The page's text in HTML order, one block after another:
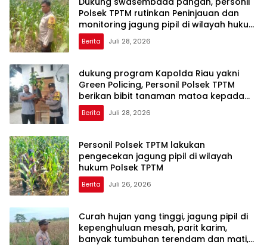
Polsek TPTM rutinkan Peninjauan dan
monitoring jagung pipil di wilayah hukum
Polsek TPTM
Berita Juli 28, 2026
dukung program Kapolda Riau yakni
Green Policing, Personil Polsek TPTM
berikan bibit tanaman matoa kepada
masyarakat
Berita Juli 28, 2026
Personil Polsek TPTM lakukan
pengecekan jagung pipil di wilayah
hukum Polsek TPTM
Berita Juli 26, 2026
Curah hujan yang tinggi, jagung pipil di
kepenghuluan mesah, parit karim,
banyak tumbuhan terendam dan mati,